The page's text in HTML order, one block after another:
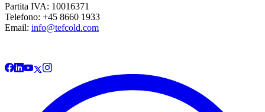
Partita IVA: 10016371
Telefono: +45 8660 1933
Email: info@tefcold.com